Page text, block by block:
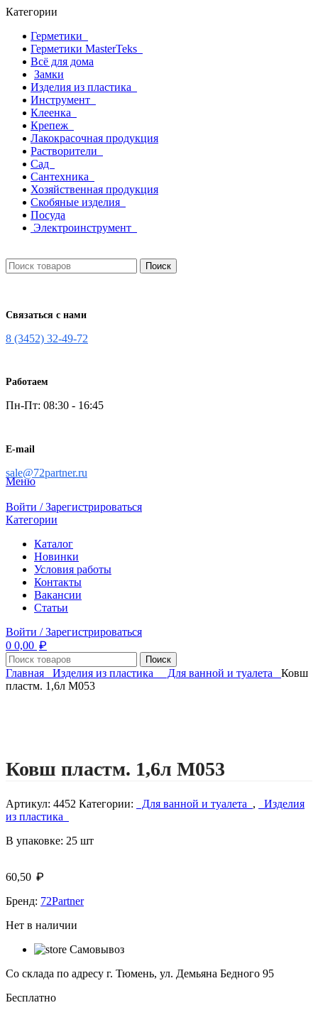
Категории
Герметики
Герметики MasterTeks
Всё для дома
Замки
Изделия из пластика
Инструмент
Клеенка
Крепеж
Лакокрасочная продукция
Растворители
Сад
Сантехника
Хозяйственная продукция
Скобяные изделия
Посуда
Электроинструмент
Поиск
Связаться с нами
8 (3452) 32-49-72
Работаем
Пн-Пт: 08:30 - 16:45
E-mail
sale@72partner.ru
Меню
Войти / Зарегистрироваться
Категории
Каталог
Новинки
Условия работы
Контакты
Вакансии
Статьи
Войти / Зарегистрироваться
0 0,00 ₽
Поиск
Главная Изделия из пластика Для ванной и туалета Ковш
пластм. 1,6л М053
Ковш пластм. 1,6л М053
Артикул: 4452 Категории: Для ванной и туалета ,
Изделия
из пластика
В упаковке: 25 шт
60,50 ₽
Бренд: 72Partner
Нет в наличии
Самовывоз
Со склада по адресу г. Тюмень, ул. Демьяна Бедного 95
Бесплатно